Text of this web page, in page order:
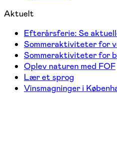
Aktuelt
Efterårsferie: Se
Sommeraktiviteter for
Sommeraktiviteter for
Oplev naturen med FOF
Lær et sprog
Vinsmagninger i